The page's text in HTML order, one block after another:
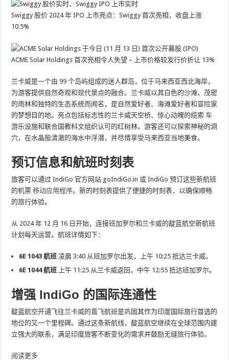
Swiggy 股价 2024 年 IPO 上市亮点：Swiggy 首次亮相，收盘上涨
10.5%
ACME Solar Holdings 首次亮相令人失望 – 上市价格较发行价折让 13%
兰卡威是一个由 99 个岛屿组成的迷人群岛，位于马来西亚西北海岸，
为游客提供自然奇观和现代景点的融合。兰卡威以其白色的沙滩、茂密
的雨林和独特的生态系统而闻名，是自然爱好者、海滩爱好者和冒险家
的梦想目的地。亮点包括标志性的兰卡威天空桥、惊心动魄的缆索车
游乐设施和联合国教科文组织认可的红树林。游客还可以探索神秘的洞
穴，在水晶般清澈的海水中浮潜，并尽情享受马来西亚当地美食。
预订信息和航班时刻表
旅客可以通过 IndiGo 官方网站 goIndiGo.in 或 IndiGo 预订这些新航班
的机票移动应用程序。新的时刻表提供了便捷的时刻表，以确保顺畅
的旅行体验。
从 2024 年 12 月 16 日开始，连接班加罗尔和兰卡威的靛蓝航空新航班
计划每天运营。航班详情如下：
6E 1043 航班 凌晨 3:40 从班加罗尔出发，上午 10:25 抵达兰卡威。
6E 1044 航班 上午 11:25 从兰卡威返回，中午 12:55 抵达班加罗尔。
增强 IndiGo 的国际连通性
靛蓝航空开通飞往兰卡威的直飞航班是巩固其作为印度国际旅行首选的
地位的又一个里程碑。通过这条新航线，靛蓝航空继续在全球范围内建
立强大的联系，满足印度旅客不断变化的需求并鼓励无缝旅行体验。
阅读更多